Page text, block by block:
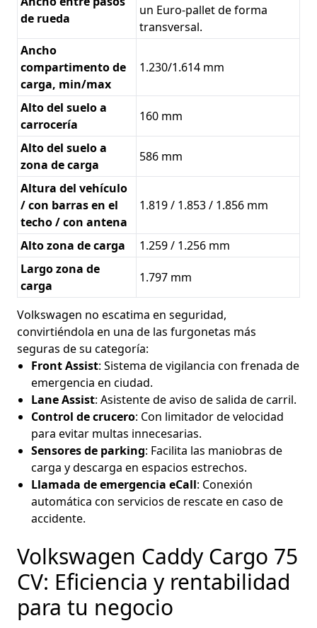
de rueda
un Euro-pallet de forma
transversal.
Ancho
compartimento de
carga, min/max
1.230/1.614 mm
Alto del suelo a
carrocería
160 mm
Alto del suelo a
zona de carga
586 mm
Altura del vehículo
/ con barras en el
techo / con antena
1.819 / 1.853 / 1.856 mm
Alto zona de carga
1.259 / 1.256 mm
Largo zona de
carga
1.797 mm
Volkswagen no escatima en seguridad,
convirtiéndola en una de las furgonetas más
seguras de su categoría:
Front Assist: Sistema de vigilancia con frenada de
emergencia en ciudad.
Lane Assist: Asistente de aviso de salida de carril.
Control de crucero: Con limitador de velocidad
para evitar multas innecesarias.
Sensores de parking: Facilita las maniobras de
carga y descarga en espacios estrechos.
Llamada de emergencia eCall: Conexión
automática con servicios de rescate en caso de
accidente.
Volkswagen Caddy Cargo 75
CV: Eficiencia y rentabilidad
para tu negocio